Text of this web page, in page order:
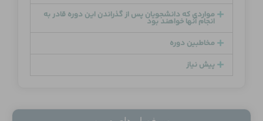
مواردی که دانشجویان پس از گذراندن این دوره قادر به
انجام آنها خواهند بود
مخاطبین دوره
پیش نیاز